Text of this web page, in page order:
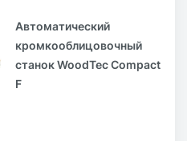
Автоматический
кромкооблицовочный
станок WoodTec Compact
F